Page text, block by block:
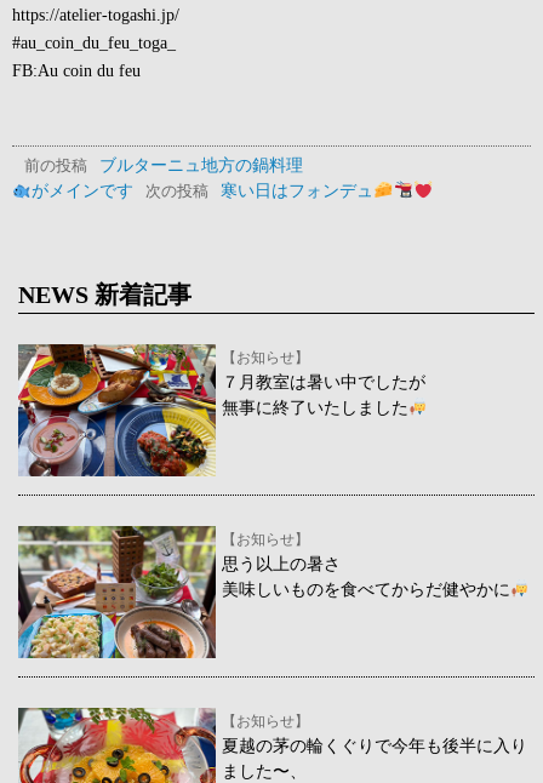
https://atelier-togashi.jp/
#au_coin_du_feu_toga_
FB:Au coin du feu
前の投稿
ブルターニュ地方の鍋料理
がメインです
次の投稿 寒い日はフォンデュ
NEWS 新着記事
【お知らせ】
７月教室は暑い中でしたが
無事に終了いたしました
【お知らせ】
思う以上の暑さ
美味しいものを食べてからだ健やかに
【お知らせ】
夏越の茅の輪くぐりで今年も後半に入り
ました〜、